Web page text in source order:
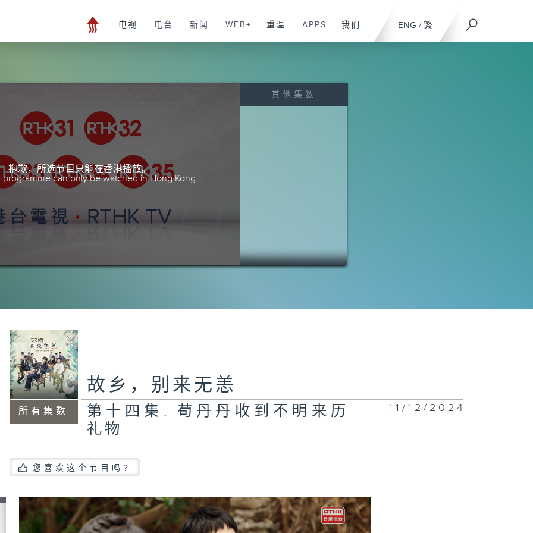
ENG / 繁
电视 电台 新闻 WEB+ 重温 APPS 我们
抱歉，所选节目只能在香港播放。
programme can only be watched in Hong Kong.
其他集数
所有集数
故乡，别来无恙
第十四集: 苟丹丹收到不明来历
礼物
11/12/2024
您喜欢这个节目吗?